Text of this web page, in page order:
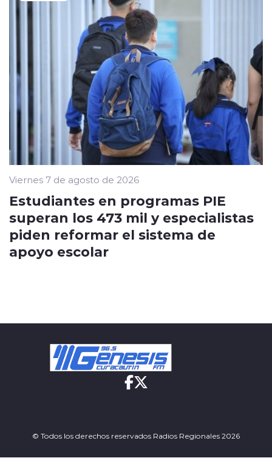
Viernes 7 de agosto de 2026
Estudiantes en programas PIE
superan los 473 mil y especialistas
piden reformar el sistema de
apoyo escolar
© Todos los derechos reservados Radios Regionales 2026